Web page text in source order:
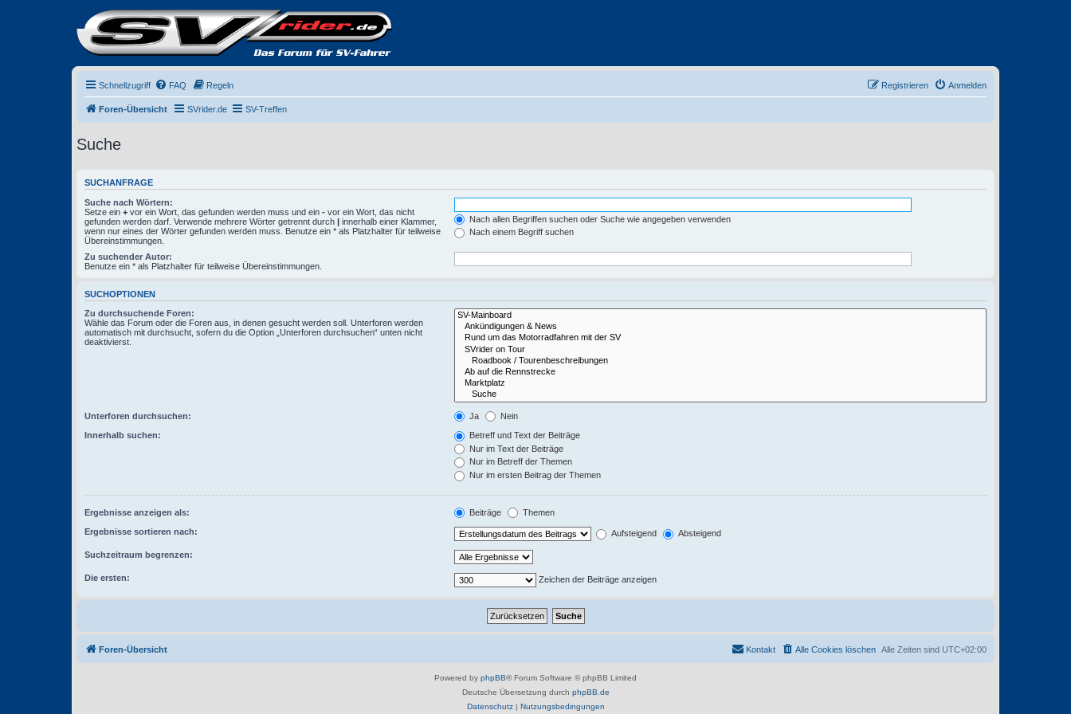
Schnellzugriff FAQ Regeln Anmelden
Registrieren
Foren-Übersicht SVrider.de SV-Treffen
Suche
SUCHANFRAGE
Suche nach Wörtern:
Setze ein + vor ein Wort, das gefunden werden muss und ein - vor ein Wort, das nicht
gefunden werden darf. Verwende mehrere Wörter getrennt durch | innerhalb einer Klammer,
wenn nur eines der Wörter gefunden werden muss. Benutze ein * als Platzhalter für teilweise
Übereinstimmungen.
Nach allen Begriffen suchen oder Suche wie angegeben verwenden
Nach einem Begriff suchen
Zu suchender Autor:
Benutze ein * als Platzhalter für teilweise Übereinstimmungen.
SUCHOPTIONEN
Zu durchsuchende Foren:
Wähle das Forum oder die Foren aus, in denen gesucht werden soll. Unterforen werden
automatisch mit durchsucht, sofern du die Option „Unterforen durchsuchen“ unten nicht
deaktivierst.
Unterforen durchsuchen: Ja Nein
Innerhalb suchen:
Betreff und Text der Beiträge
Nur im Text der Beiträge
Nur im Betreff der Themen
Nur im ersten Beitrag der Themen
Ergebnisse anzeigen als: Beiträge Themen
Ergebnisse sortieren nach: Aufsteigend Absteigend
Suchzeitraum begrenzen:
Die ersten: Zeichen der Beiträge anzeigen
Foren-Übersicht Alle Zeiten sind UTC+02:00
Alle Cookies löschen
Kontakt
Powered by phpBB® Forum Software © phpBB Limited
Deutsche Übersetzung durch phpBB.de
Datenschutz| Nutzungsbedingungen